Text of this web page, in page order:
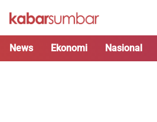
News Ekonomi Nasional